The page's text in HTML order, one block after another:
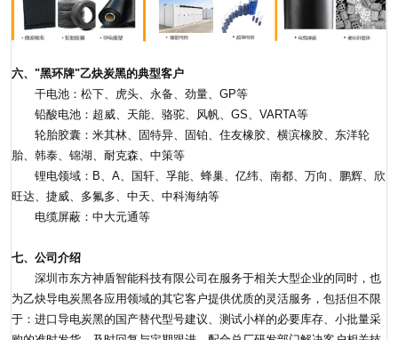
六、"黑环牌"乙炔炭黑的典型客户
干电池：松下、虎头、永备、劲量、GP等
铅酸电池：超威、天能、骆驼、风帆、GS、VARTA等
轮胎胶囊：米其林、固特异、固铂、住友橡胶、横滨橡胶、东洋轮
胎、韩泰、锦湖、耐克森、中策等
锂电领域：B、A、国轩、孚能、蜂巢、亿纬、南都、万向、鹏辉、欣
旺达、捷威、多氟多、中天、中科海纳等
电缆屏蔽：中大元通等
七、公司介绍
深圳市东方神盾智能科技有限公司在服务于相关大型企业的同时，也
为乙炔导电炭黑各应用领域的其它客户提供优质的灵活服务，包括但不限
于：进口导电炭黑的国产替代型号建议、测试小样的必要库存、小批量采